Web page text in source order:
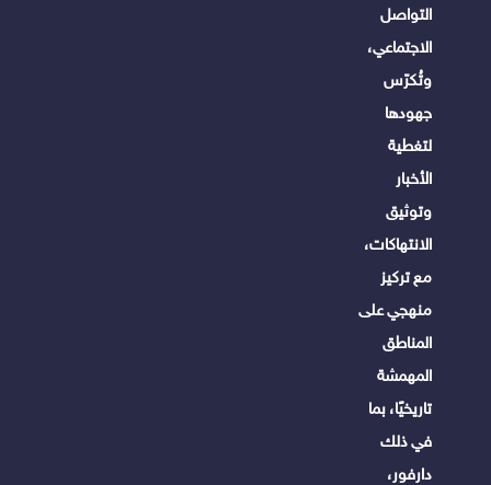
التواصل
الاجتماعي،
وتُكرّس
جهودها
لتغطية
الأخبار
وتوثيق
الانتهاكات،
مع تركيز
منهجي على
المناطق
المهمشة
تاريخيًا، بما
في ذلك
دارفور،